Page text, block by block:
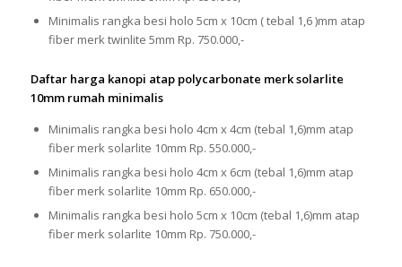
Minimalis rangka besi holo 5cm x 10cm ( tebal 1,6 )mm atap
fiber merk twinlite 5mm Rp. 750.000,-
Daftar harga kanopi atap polycarbonate merk solarlite
10mm rumah minimalis
Minimalis rangka besi holo 4cm x 4cm (tebal 1,6)mm atap
fiber merk solarlite 10mm Rp. 550.000,-
Minimalis rangka besi holo 4cm x 6cm (tebal 1,6)mm atap
fiber merk solarlite 10mm Rp. 650.000,-
Minimalis rangka besi holo 5cm x 10cm (tebal 1,6)mm atap
fiber merk solarlite 10mm Rp. 750.000,-